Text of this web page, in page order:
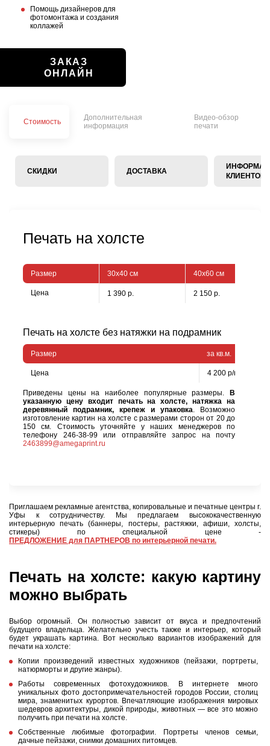
Помощь дизайнеров для
фотомонтажа и создания
коллажей
ЗАКАЗ
ОНЛАЙН
Стоимость
Дополнительная
информация
Видео-обзор
печати
Печать на холсте
Размер 30х40 см 40х60 см
Цена 1 390 р. 2 150 р.
Печать на холсте без натяжки на подрамник
Размер за кв.м.
Цена 4 200 р/кв.м.
Приведены цены на наиболее популярные размеры.
В
указанную цену входит печать на холсте, натяжка на
деревянный подрамник, крепеж и упаковка. Возможно
изготовление картин на холсте с размерами сторон от 20 до
150 см. Стоимость уточняйте у наших менеджеров по
телефону 246-38-99 или отправляйте запрос на почту
2463899@amegaprint.ru
СКИДКИ ДОСТАВКА
КЛИЕНТОВ
Приглашаем рекламные агентства, копировальные и печатные центры г.
Уфы к сотрудничеству. Мы предлагаем высококачественную
интерьерную печать (баннеры, постеры, растяжки, афиши, холсты,
стикеры) по специальной цене -
ПРЕДЛОЖЕНИЕ для ПАРТНЕРОВ по интерьерной печати.
Печать на холсте: какую картину
можно выбрать
Выбор огромный. Он полностью зависит от вкуса и предпочтений
будущего владельца. Желательно учесть также и интерьер, который
будет украшать картина. Вот несколько вариантов изображений для
печати на холсте:
Копии произведений известных художников (пейзажи, портреты,
натюрморты и другие жанры).
Работы современных фотохудожников. В интернете много
уникальных фото достопримечательностей городов России, столиц
мира, знаменитых курортов. Впечатляющие изображения мировых
шедевров архитектуры, дикой природы, животных — все это можно
получить при печати на холсте.
Собственные любимые фотографии. Портреты членов семьи,
дачные пейзажи, снимки домашних питомцев.